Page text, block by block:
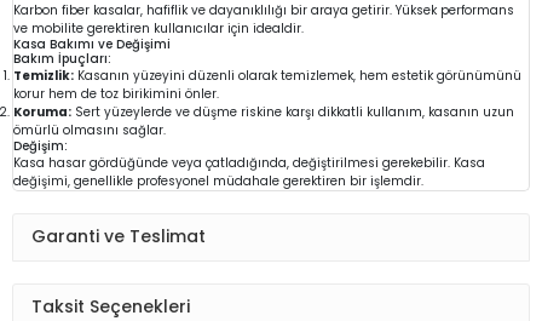
Karbon fiber kasalar, hafiflik ve dayanıklılığı bir araya getirir. Yüksek performans
ve mobilite gerektiren kullanıcılar için idealdir.
Kasa Bakımı ve Değişimi
Bakım İpuçları:
Temizlik: Kasanın yüzeyini düzenli olarak temizlemek, hem estetik görünümünü
korur hem de toz birikimini önler.
Koruma: Sert yüzeylerde ve düşme riskine karşı dikkatli kullanım, kasanın uzun
ömürlü olmasını sağlar.
Değişim:
Kasa hasar gördüğünde veya çatladığında, değiştirilmesi gerekebilir. Kasa
değişimi, genellikle profesyonel müdahale gerektiren bir işlemdir.
Garanti ve Teslimat
Taksit Seçenekleri